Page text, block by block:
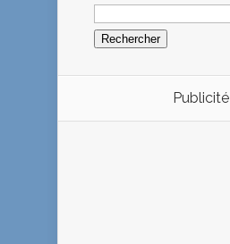
Rechercher :
Publicité